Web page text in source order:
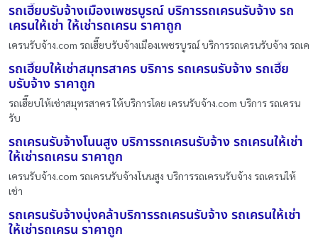
รถเฮี๊ยบรับจ้างเมืองเพชรบูรณ์ บริการรถเครนรับจ้าง รถ
เครนให้เช่า ให้เช่ารถเครน ราคาถูก
เครนรับจ้าง.com รถเฮี๊ยบรับจ้างเมืองเพชรบูรณ์ บริการรถเครนรับจ้าง รถเค
รถเฮี๊ยบให้เช่าสมุทรสาคร บริการ รถเครนรับจ้าง รถเฮี๊ย
บรับจ้าง ราคาถูก
รถเฮี๊ยบให้เช่าสมุทรสาคร ให้บริการโดย เครนรับจ้าง.com บริการ รถเครน
รับ
รถเครนรับจ้างโนนสูง บริการรถเครนรับจ้าง รถเครนให้เช่า
ให้เช่ารถเครน ราคาถูก
เครนรับจ้าง.com รถเครนรับจ้างโนนสูง บริการรถเครนรับจ้าง รถเครนให้
เช่า
รถเครนรับจ้างบุ่งคล้าบริการรถเครนรับจ้าง รถเครนให้เช่า
ให้เช่ารถเครน ราคาถูก